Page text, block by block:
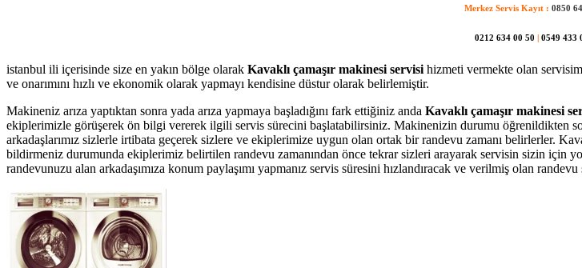
Merkez Servis Kayıt : 0850
0212 634 00 50 | 0549 433
istanbul ili içerisinde size en yakın bölge olarak Kavaklı çamaşır makinesi servisi hizmeti vermekte olan
ve onarımını hızlı ve ekonomik olarak yapmayı kendisine düstur olarak belirlemiştir.
Makineniz arıza yaptıktan sonra yada arıza yapmaya başladığını fark ettiğiniz anda Kavaklı çamaşır makinesi
ekiplerimizle görüşerek ön bilgi vererek ilgili servis sürecini başlatabilirsiniz. Makinenizin durumu öğrenildikten
arkadaşlarımız sizlerle irtibata geçerek sizlere ve ekiplerimize uygun olan ortak bir randevu zamanı belirlerler.
bildirmeniz durumunda ekiplerimiz belirtilen randevu zamanından önce tekrar sizleri arayarak servisin sizin için
randevunuzu alan arkadaşımıza konum paylaşımı yapmanız servis süresini hızlandıracak ve verilmiş olan